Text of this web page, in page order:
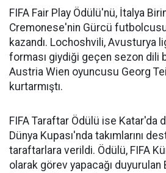
FIFA Fair Play Ödülü'nü, İtalya
Cremonese'nin Gürcü
kazandı. Lochoshvili, Avusturya
forması giydiği geçen sezon dili
Austria Wien oyuncusu Georg
kurtarmıştı.
FIFA Taraftar Ödülü ise Katar'da
Dünya Kupası'nda takımlarını
taraftarlara verildi. Ödülü, FIFA
olarak görev yapacağı duyurulan